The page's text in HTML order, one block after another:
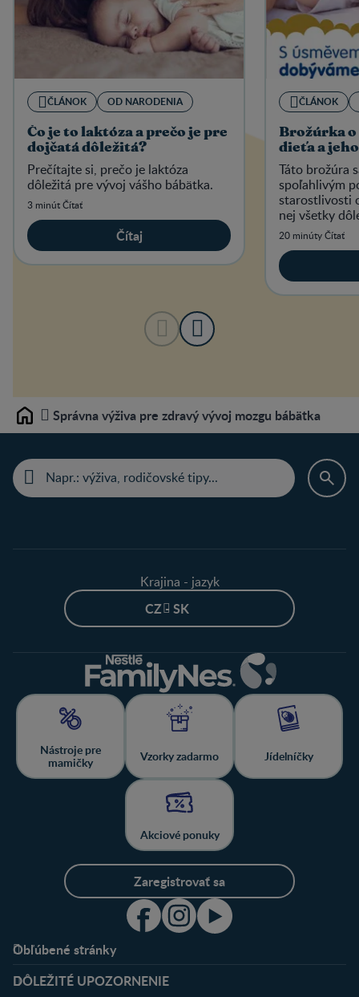
ČLÁNOK OD NARODENIA
Čo je to laktóza a prečo je pre
dojčatá dôležitá?
Prečítajte si, prečo je laktóza
dôležitá pre vývoj vášho bábätka.
3 minút Čítať
Čítaj
ČLÁNOK
Brožúrka
dieťa a
Táto brožúra
spoľahlivým
starostlivosti
nej všetky
starostlivosti
20 minúty Čítať
Home Správna výživa pre zdravý vývoj mozgu bábätka
Krajina - jazyk
CZ - SK
Nástroje pre
mamičky
Vzorky zadarmo Jídelníčky
Akciové ponuky
Zaregistrovať sa
Obľúbené stránky
Výhody členstva
DÔLEŽITÉ UPOZORNENIE